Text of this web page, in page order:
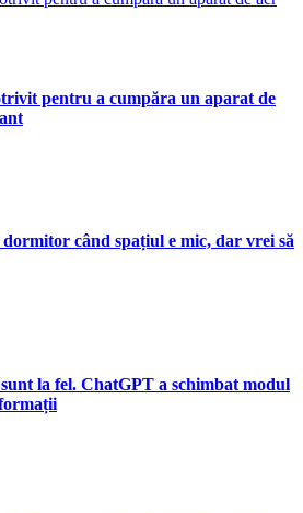
pentru a cumpăra un aparat de
când spațiul e mic, dar vrei să
la fel. ChatGPT a schimbat modul